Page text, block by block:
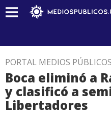
PORTAL MEDIOS PÚBLICOS
Boca eliminó a
y clasificó a
Libertadores